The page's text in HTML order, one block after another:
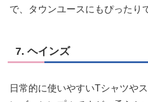
で、タウンユースにもぴったり
7. ヘインズ
日常的に使いやすいTシャツや